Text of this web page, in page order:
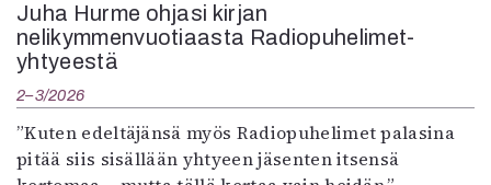
Juha Hurme ohjasi kirjan
nelikymmenvuotiaasta Radiopuhelimet-
yhtyeestä
2–3/2026
”Kuten edeltäjänsä myös Radiopuhelimet palasina
pitää siis sisällään yhtyeen jäsenten itsensä